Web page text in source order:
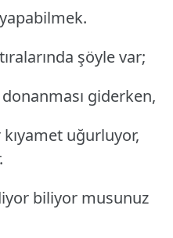
şöyle var;
giderken,
uğurluyor,
biliyor musunuz